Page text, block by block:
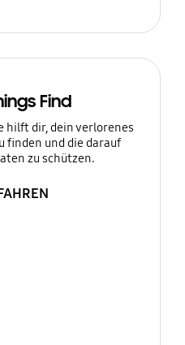
Find
hilft dir, dein verlorenes
finden und die darauf
zu schützen.